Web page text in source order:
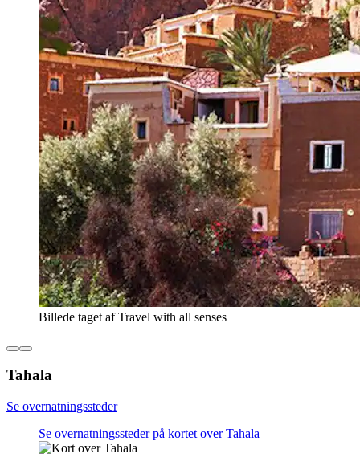
Billede taget af Travel with all senses
Tahala
Se overnatningssteder
Se overnatningssteder på kortet over Tahala